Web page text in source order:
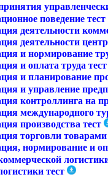
поведение тест
деятельности
деятельности
и нормирование
и оплата труда тест
и планирование
и управление
контроллинга на
международного
производства тест
торговли товарами
нормирование и
тест